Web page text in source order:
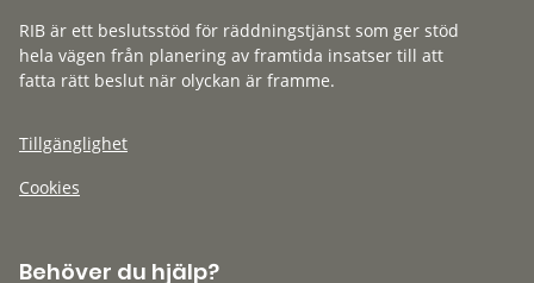
RIB är ett beslutsstöd för räddningstjänst som ger stöd
hela vägen från planering av framtida insatser till att
fatta rätt beslut när olyckan är framme.
Tillgänglighet
Cookies
Behöver du hjälp?